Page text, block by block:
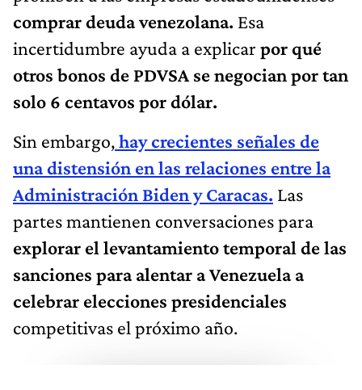
comprar deuda venezolana. Esa
incertidumbre ayuda a explicar por qué
otros bonos de PDVSA se negocian por tan
solo 6 centavos por dólar.
Sin embargo,hay crecientes señales de
una distensión en las relaciones entre la
Administración Biden y Caracas. Las
partes mantienen conversaciones para
explorar el levantamiento temporal de las
sanciones para alentar a Venezuela a
celebrar elecciones presidenciales
competitivas el próximo año.